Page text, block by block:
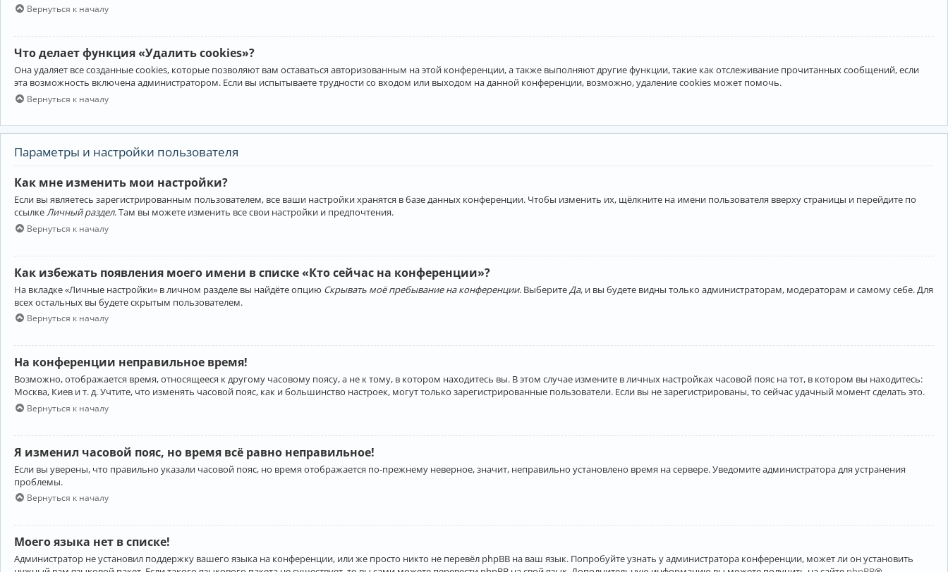
Вернуться к началу
Что делает функция «Удалить cookies»?
Она удаляет все созданные cookies, которые позволяют вам оставаться авторизованным на этой конференции, а также выполняют другие функции, такие как отслеживание прочитанных сообщений, если
эта возможность включена администратором. Если вы испытываете трудности со входом или выходом на данной конференции, возможно, удаление cookies может помочь.
Вернуться к началу
Параметры и настройки пользователя
Как мне изменить мои настройки?
Если вы являетесь зарегистрированным пользователем, все ваши настройки хранятся в базе данных конференции. Чтобы изменить их, щёлкните на имени пользователя вверху страницы и перейдите по
ссылкеЛичный раздел. Там вы можете изменить все свои настройки и предпочтения.
Вернуться к началу
Как избежать появления моего имени в списке «Кто сейчас на конференции»?
На вкладке «Личные настройки» в личном разделе вы найдёте опцию Скрывать моё пребывание на конференции. Выберите Да, и вы будете видны только администраторам, модераторам и самому себе. Для
всех остальных вы будете скрытым пользователем.
Вернуться к началу
На конференции неправильное время!
Возможно, отображается время, относящееся к другому часовому поясу, а не к тому, в котором находитесь вы. В этом случае измените в личных настройках часовой пояс на тот, в котором вы находитесь:
Москва, Киев и т. д. Учтите, что изменять часовой пояс, как и большинство настроек, могут только зарегистрированные пользователи. Если вы не зарегистрированы, то сейчас удачный момент сделать это.
Вернуться к началу
Я изменил часовой пояс, но время всё равно неправильное!
Если вы уверены, что правильно указали часовой пояс, но время отображается по-прежнему неверное, значит, неправильно установлено время на сервере. Уведомите администратора для устранения
проблемы.
Вернуться к началу
Моего языка нет в списке!
Администратор не установил поддержку вашего языка на конференции, или же просто никто не перевёл phpBB на ваш язык. Попробуйте узнать у администратора конференции, может ли он установить